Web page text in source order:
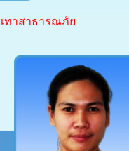
ทาสาธารณภัย